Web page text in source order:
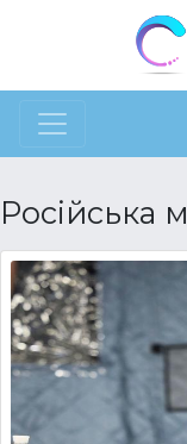
Російська